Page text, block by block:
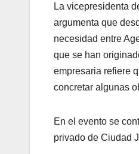
La vicepresidenta
argumenta que
necesidad entre
que se han
empresaria refiere
concretar algunas
En el evento se
privado de Ciudad